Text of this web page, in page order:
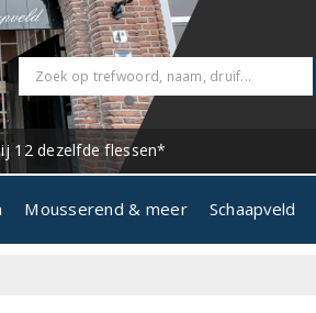
12 dezelfde flessen*
Mousserend & meer Schaapveld